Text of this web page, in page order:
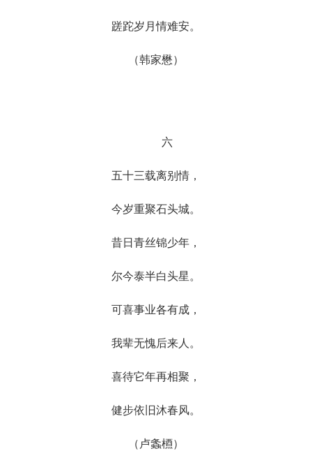
蹉跎岁月情难安。
（韩家懋）
六
五十三载离别情，
今岁重聚石头城。
昔日青丝锦少年，
尔今泰半白头星。
可喜事业各有成，
我辈无愧后来人。
喜待它年再相聚，
健步依旧沐春风。
（卢螽槱）